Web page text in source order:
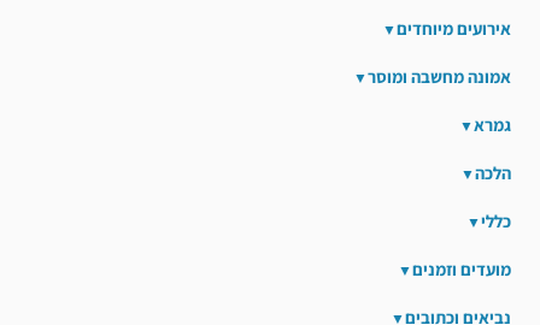
אירועים מיוחדים
אמונה מחשבה ומוסר
גמרא
הלכה
כללי
מועדים וזמנים
נביאים וכתובים